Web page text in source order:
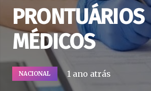
PRONTUÁRIOS
MÉDICOS
NACIONAL 1 ano atrás